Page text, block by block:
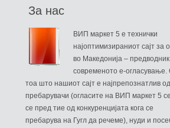
За нас
ВИП маркет 5 е технички
најоптимизираниот сајт за
во Македонија –
современото е-огласување.
тоа што нашиот сајт е најпрепознатлив
пребарувачи (огласите на ВИП маркет 5
се пред тие од конкуренцијата кога се
пребарува на Гугл да речеме), нуди и